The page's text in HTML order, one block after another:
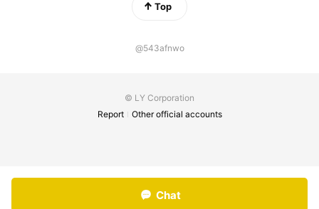
Top
@543afnwo
© LY Corporation
Report
Other official accounts
Chat